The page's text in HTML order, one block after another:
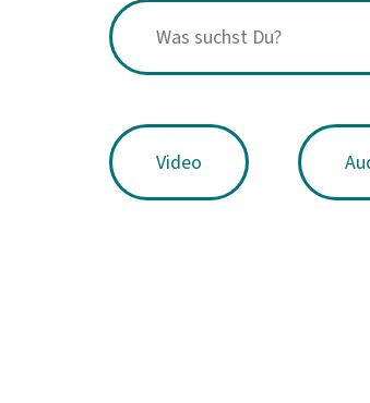
Video